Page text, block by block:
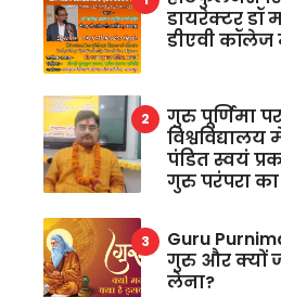
डायरेक्टर
डीएवी कॉलेज
गुरु पूर्णिमा
विश्वविद्यालय
पंडित स्वयं
गुरु परंपरा
Guru
गुरु और क्यों
लेना?